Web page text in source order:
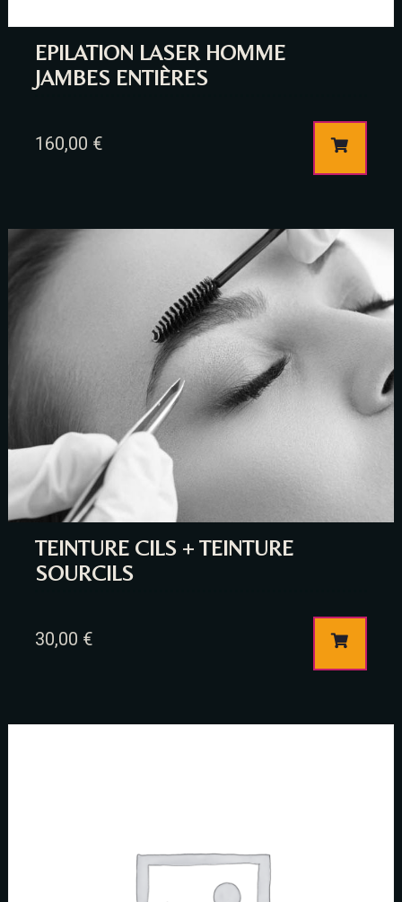
EPILATION LASER HOMME
JAMBES ENTIÈRES
160,00 €
TEINTURE CILS + TEINTURE
SOURCILS
30,00 €